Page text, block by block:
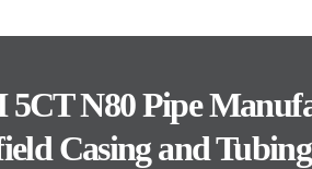
5CT N80 Pipe
Casing and Tubing